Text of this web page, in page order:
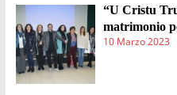
“U Cristu
matrimonio
10 Marzo 2023